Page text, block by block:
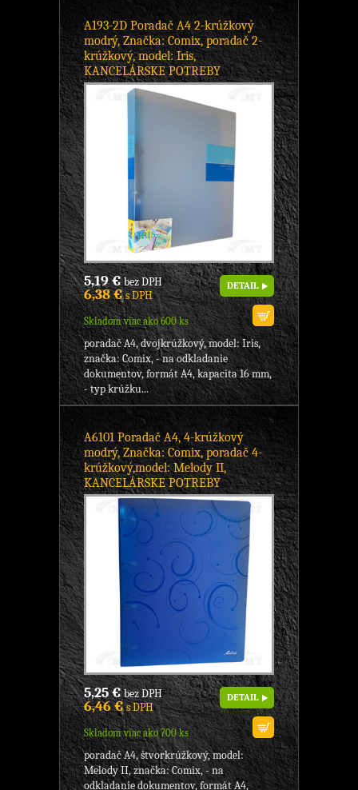
A193-2D Poradač A4 2-krúžkový
modrý, Značka: Comix, poradač 2-
krúžkový, model: Iris,
KANCELÁRSKE POTREBY
5,19 €bez DPH
6,38 €s DPH
Skladom viac ako 600 ks
DETAIL
poradač A4, dvojkrúžkový, model: Iris,
značka: Comix, - na odkladanie
dokumentov, formát A4, kapacita 16 mm,
- typ krúžku...
A6101 Poradač A4, 4-krúžkový
modrý, Značka: Comix, poradač 4-
krúžkový,model: Melody II,
KANCELÁRSKE POTREBY
5,25 €bez DPH
6,46 €s DPH
Skladom viac ako 700 ks
DETAIL
poradač A4, štvorkrúžkový, model:
Melody II, značka: Comix, - na
odkladanie dokumentov, formát A4,